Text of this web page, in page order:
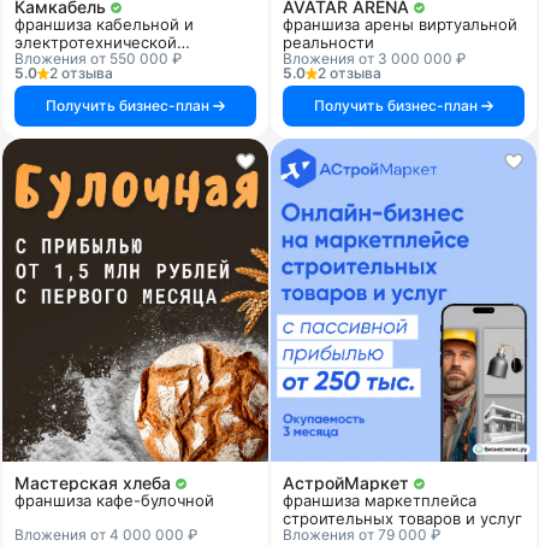
Камкабель
франшиза кабельной и
электротехнической
продукции
Вложения от 550 000 ₽
5.0
2 отзыва
Получить бизнес-план
AVATAR ARENA
франшиза арены виртуальной
реальности
Вложения от 3 000 000 ₽
5.0
2 отзыва
Получить бизнес-план
Мастерская хлеба
франшиза кафе-булочной
Вложения от 4 000 000 ₽
АстройМаркет
франшиза маркетплейса
строительных товаров и услуг
Вложения от 79 000 ₽